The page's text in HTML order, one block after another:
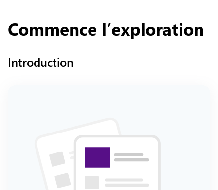
Commence l’exploration
Introduction